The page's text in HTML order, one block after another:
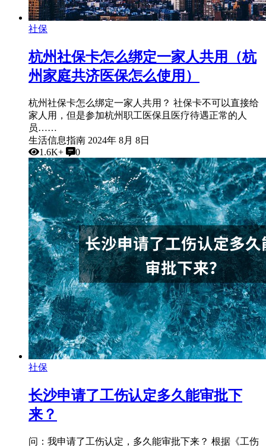
社保
杭州社保卡怎么绑定一家人共用（杭
州家庭共济医保怎么使用）
杭州社保卡怎么绑定一家人共用？ 社保卡不可以直接给
家人用，但是参加杭州职工医保且医疗待遇正常的人
员……
生活信息指南 2024年 8月 8日
1.6K+
0
社保
长沙申请了工伤认定多久能审批下
来？
问：我申请了工伤认定，多久能审批下来？ 根据《工伤